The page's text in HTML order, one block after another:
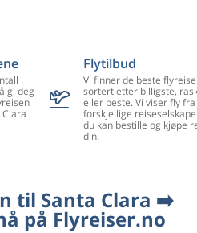
gi deg
Flytilbud
Vi finner de beste
sortert etter billigste,
eller beste. Vi viser fly
forskjellige
du kan bestille og kjøpe
din.
til Santa Clara ➡️
på Flyreiser.no